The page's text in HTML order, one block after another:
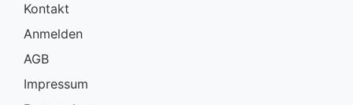
Kontakt
Anmelden
AGB
Impressum